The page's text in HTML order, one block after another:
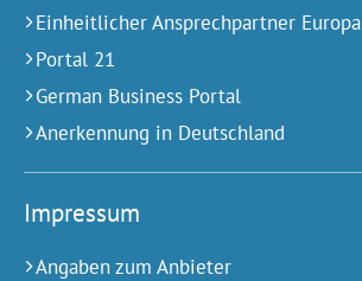
Einheitlicher Ansprechpartner Europa
Portal 21
German Business Portal
Anerkennung in Deutschland
Impressum
Angaben zum Anbieter